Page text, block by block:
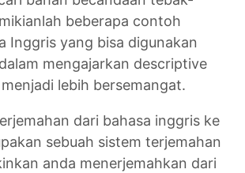
beberapa contoh
Inggris yang bisa digunakan
mengajarkan descriptive
lebih bersemangat.
dari bahasa inggris ke
sebuah sistem terjemahan
anda menerjemahkan dari